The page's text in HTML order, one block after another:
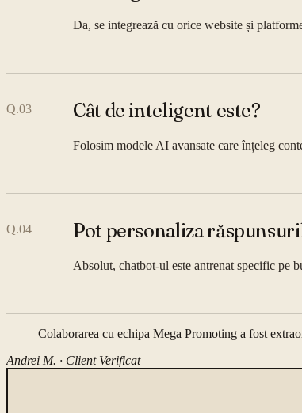
Da, se integrează cu orice website și
Q.03 Cât de inteligent este?
Folosim modele AI avansate care înțeleg
Q.04 Pot personaliza
Absolut, chatbot-ul este antrenat specific pe
Colaborarea cu echipa Mega Promoting a fost
Andrei M. · Client Verificat